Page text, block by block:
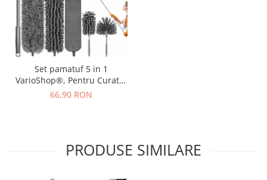
Set pamatuf 5 in 1
VarioShop®, Pentru Curatat
Praful, Locuri greu
66,90 RON
PRODUSE SIMILARE